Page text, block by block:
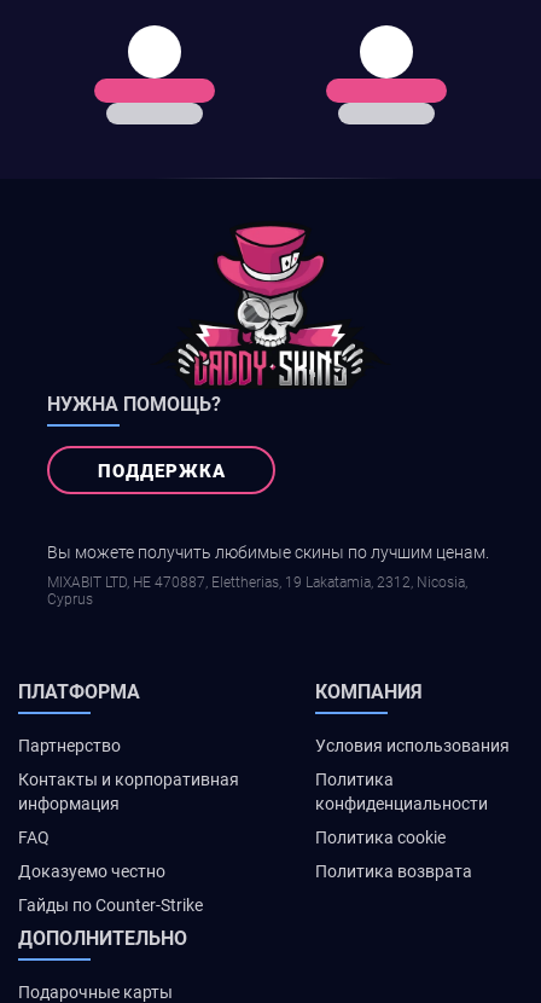
НУЖНА ПОМОЩЬ?
ПОДДЕРЖКА
Вы можете получить любимые скины по лучшим ценам.
MIXABIT LTD, ΗΕ 470887, Elettherias, 19 Lakatamia, 2312, Nicosia,
Cyprus
ПЛАТФОРМА
Партнерство
Контакты и корпоративная
информация
FAQ
Доказуемо честно
Гайды по Counter-Strike
КОМПАНИЯ
Условия использования
Политика
конфиденциальности
Политика cookie
Политика возврата
ДОПОЛНИТЕЛЬНО
Подарочные карты